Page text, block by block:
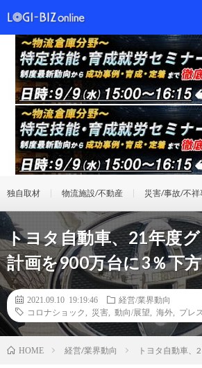
独自取材 物流施設/不動産 災害/事故/不祥
トヨタ自動車、21年度
計画を900万台に3％下
2021.09.10 19:19:46
経営/業界動向
コロナショック
災害 動向/展望 海外 プレ
HOME 経営/業界動向 トヨタ自動車、